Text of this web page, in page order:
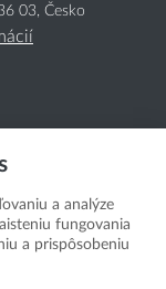
03, Česko
a analýze
fungovania
a prispôsobeniu